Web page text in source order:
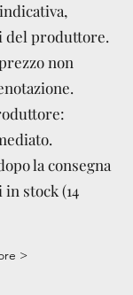
del produttore.
non
la consegna
stock (14
>